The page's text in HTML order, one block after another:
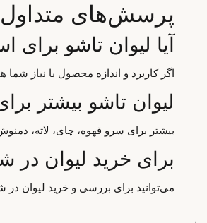
پرسش‌های متداول
آیا لیوان تاشو
اگر کاربرد و اندازه محصول با نیاز
لیوان تاشو بیشتر
بیشتر برای سرو قهوه، چای، لاته،
برای خرید لیوان در
می‌توانید برای بررسی و خرید لیوان